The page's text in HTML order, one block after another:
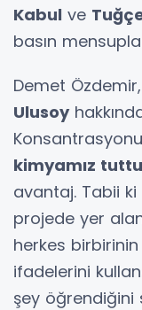
Kabul ve
basın
Demet
Ulusoy
kimyamız tuttu
avantaj. Tabii
projede yer
herkes
ifadelerini
şey öğrendiğini